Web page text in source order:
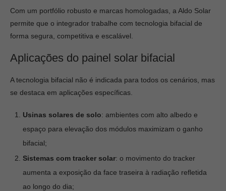
Com um portfólio robusto e marcas homologadas, a Aldo Solar
permite que o integrador trabalhe com tecnologia bifacial de
forma segura, competitiva e escalável.
Aplicações do painel solar bifacial
A tecnologia bifacial não é indicada para todos os cenários, mas
se destaca em aplicações específicas.
Usinas solares de solo: ambientes com alto albedo e
espaço para elevação dos módulos maximizam o ganho
bifacial;
Sistemas com tracker solar: o movimento do tracker
aumenta a exposição da face traseira à radiação refletida
ao longo do dia;